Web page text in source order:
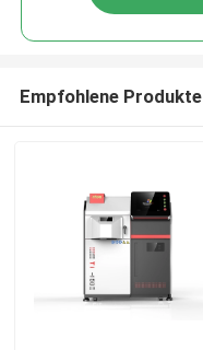
Empfohlene Produkte